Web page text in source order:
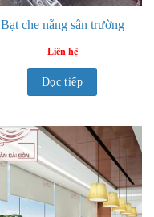
Bạt che nắng sân trường
Liên hệ
Đọc tiếp